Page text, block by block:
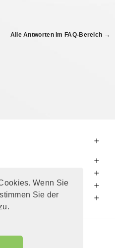
Wenn Sie
Sie der
Alle Antworten im FAQ-Bereich →
GmbH"
zzgl.